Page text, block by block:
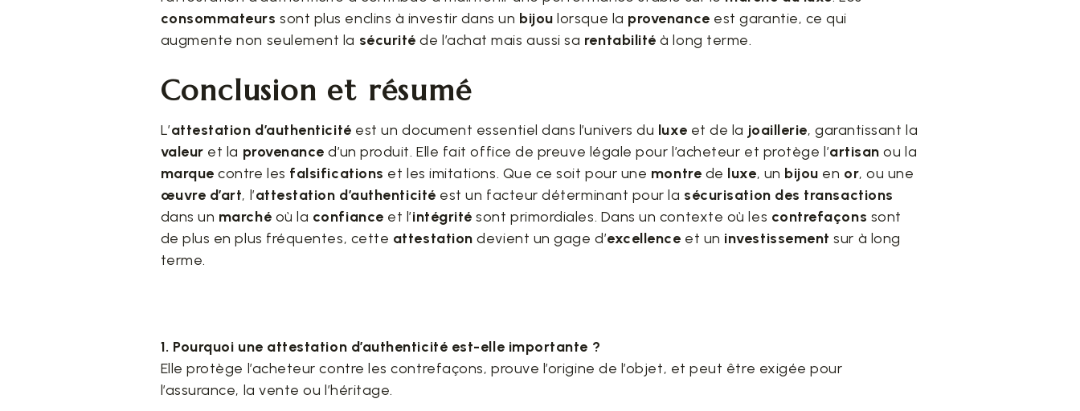
consommateurssont plus enclins à investir dans un bijoulorsque la provenance est garantie, ce qui
augmente non seulement la sécuritéde l’achat mais aussi sa rentabilitéà long terme.
Conclusion et résumé
L’attestation d’authenticité est un document essentiel dans l’univers du luxe et de la joaillerie, garantissant la
valeur et la provenanced’un produit. Elle fait office de preuve légale pour l’acheteur et protège l’artisanou la
marquecontre les falsifications et les imitations. Que ce soit pour une montre de luxe, un bijou en or, ou une
œuvre d’art, l’attestation d’authenticité est un facteur déterminant pour la sécurisation des transactions
dans un marché où la confiance et l’intégritésont primordiales. Dans un contexte où les contrefaçons sont
de plus en plus fréquentes, cette attestationdevient un gage d’excellence et un investissementsur à long
terme.
1. Pourquoi une attestation d’authenticité est-elle importante ?
Elle protège l’acheteur contre les contrefaçons, prouve l’origine de l’objet, et peut être exigée pour
l’assurance, la vente ou l’héritage.